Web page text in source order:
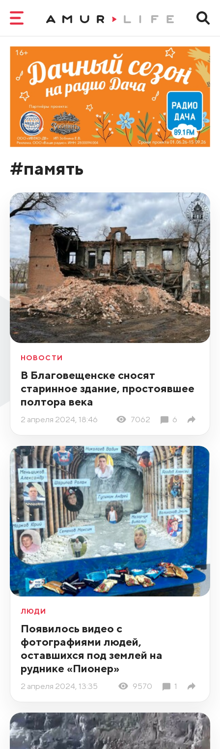
#память
НОВОСТИ
В Благовещенске сносят
старинное здание, простоявшее
полтора века
2 апреля 2024, 18:46 7062 6
ЛЮДИ
Появилось видео с
фотографиями людей,
оставшихся под землей на
руднике «Пионер»
2 апреля 2024, 13:35 9570 1